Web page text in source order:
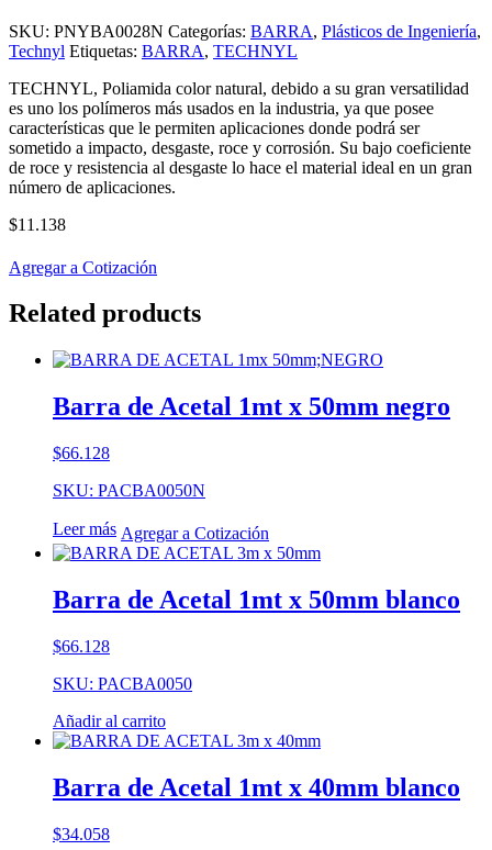
SKU: PNYBA0028N Categorías: BARRA, Plásticos de Ingeniería,
Technyl Etiquetas: BARRA, TECHNYL
TECHNYL, Poliamida color natural, debido a su gran versatilidad
es uno los polímeros más usados en la industria, ya que posee
características que le permiten aplicaciones donde podrá ser
sometido a impacto, desgaste, roce y corrosión. Su bajo coeficiente
de roce y resistencia al desgaste lo hace el material ideal en un gran
número de aplicaciones.
$11.138
Agregar a Cotización
Related products
Barra de Acetal 1mt x 50mm negro
$66.128
SKU: PACBA0050N
Leer más Agregar a Cotización
Barra de Acetal 1mt x 50mm blanco
$66.128
SKU: PACBA0050
Añadir al carrito
Barra de Acetal 1mt x 40mm blanco
$34.058